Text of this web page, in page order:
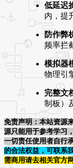
低延迟
内，提
防作弊
频率拦
模拟器
物理引
完整文
制板）
免责声明：本站资源
源只能用于参考学习
一切责任使用者自行
的合法权益，可联系
需商用请去相关官方